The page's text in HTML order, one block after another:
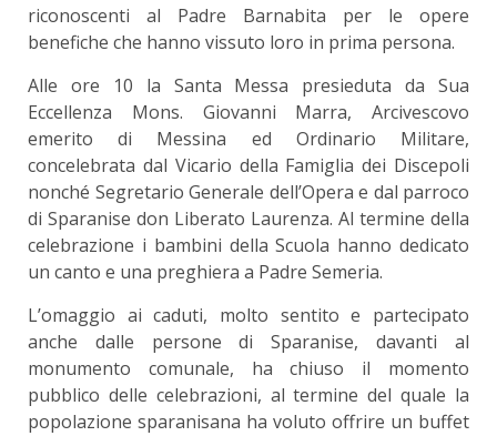
riconoscenti al Padre Barnabita per le opere
benefiche che hanno vissuto loro in prima persona.
Alle ore 10 la Santa Messa presieduta da Sua
Eccellenza Mons. Giovanni Marra, Arcivescovo
emerito di Messina ed Ordinario Militare,
concelebrata dal Vicario della Famiglia dei Discepoli
nonché Segretario Generale dell’Opera e dal parroco
di Sparanise don Liberato Laurenza. Al termine della
celebrazione i bambini della Scuola hanno dedicato
un canto e una preghiera a Padre Semeria.
L’omaggio ai caduti, molto sentito e partecipato
anche dalle persone di Sparanise, davanti al
monumento comunale, ha chiuso il momento
pubblico delle celebrazioni, al termine del quale la
popolazione sparanisana ha voluto offrire un buffet